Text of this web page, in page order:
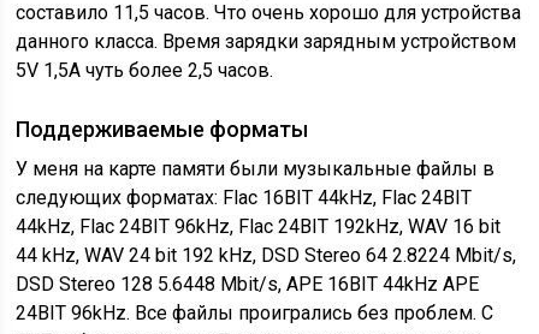
составило 11,5 часов. Что очень хорошо для устройства
данного класса. Время зарядки зарядным устройством
5V 1,5A чуть более 2,5 часов.
Поддерживаемые форматы
У меня на карте памяти были музыкальные файлы в
следующих форматах: Flac 16BIT 44kHz, Flac 24BIT
44kHz, Flac 24BIT 96kHz, Flac 24BIT 192kHz, WAV 16 bit
44 kHz, WAV 24 bit 192 kHz, DSD Stereo 64 2.8224 Mbit/s,
DSD Stereo 128 5.6448 Mbit/s, APE 16BIT 44kHz APE
24BIT 96kHz. Все файлы проигрались без проблем. С